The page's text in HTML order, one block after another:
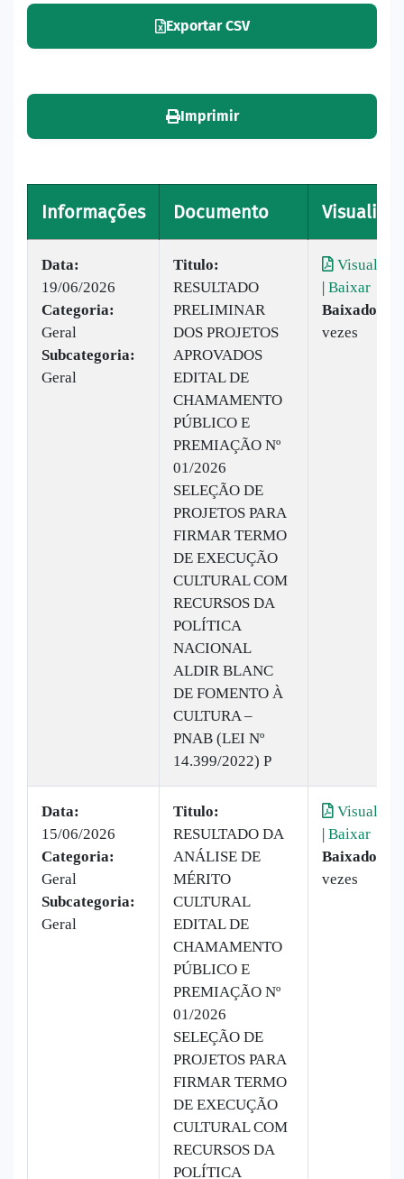
Exportar CSV
Imprimir
Informações Documento Visualizar
Data:
19/06/2026
Categoria:
Geral
Subcategoria:
Geral
Titulo:
RESULTADO
PRELIMINAR
DOS PROJETOS
APROVADOS
EDITAL DE
CHAMAMENTO
PÚBLICO E
PREMIAÇÃO Nº
01/2026
SELEÇÃO DE
PROJETOS PARA
FIRMAR TERMO
DE EXECUÇÃO
CULTURAL COM
RECURSOS DA
POLÍTICA
NACIONAL
ALDIR BLANC
DE FOMENTO À
CULTURA –
PNAB (LEI Nº
14.399/2022) P
Visualizar
| Baixar
Baixado:
vezes
Data:
15/06/2026
Categoria:
Geral
Subcategoria:
Geral
Titulo:
RESULTADO DA
ANÁLISE DE
MÉRITO
CULTURAL
EDITAL DE
CHAMAMENTO
PÚBLICO E
PREMIAÇÃO Nº
01/2026
SELEÇÃO DE
PROJETOS PARA
FIRMAR TERMO
DE EXECUÇÃO
CULTURAL COM
RECURSOS DA
POLÍTICA
Visualizar
| Baixar
Baixado:
vezes